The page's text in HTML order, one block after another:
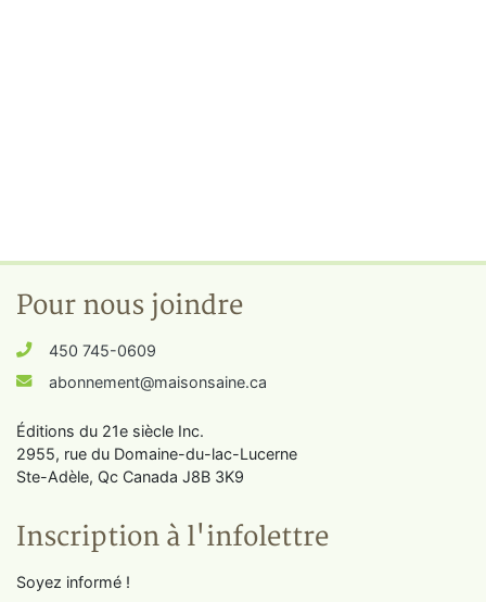
Pour nous joindre
450 745-0609
abonnement@maisonsaine.ca
Éditions du 21e siècle Inc.
2955, rue du Domaine-du-lac-Lucerne
Ste-Adèle, Qc Canada J8B 3K9
Inscription à l'infolettre
Soyez informé !